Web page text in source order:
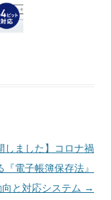
しました】コロナ禍
『電子帳簿保存法』
と対応システム →